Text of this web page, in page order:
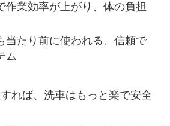
作業効率が上がり、体の負担
当たり前に使われる、信頼で
ム
れば、洗車はもっと楽で安全